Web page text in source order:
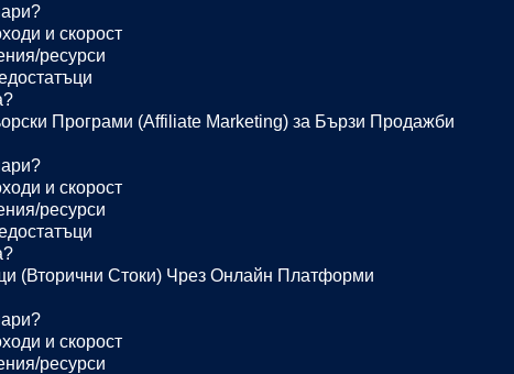
и скорост
ресурси
Програми (Affiliate Marketing) за Бързи Продажби
и скорост
ресурси
(Вторични Стоки) Чрез Онлайн Платформи
и скорост
ресурси